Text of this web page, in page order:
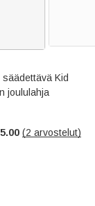
Kid
joululahja
5.00 (2 arvostelut)